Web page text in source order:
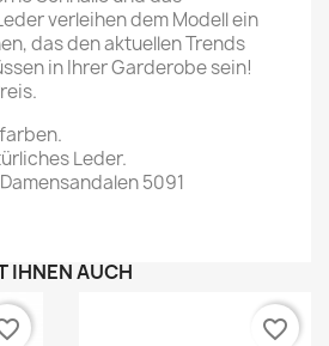
verleihen dem Modell ein
das den aktuellen Trends
in Ihrer Garderobe sein!
Leder.
Damensandalen 5091
IHNEN AUCH
favorite_border